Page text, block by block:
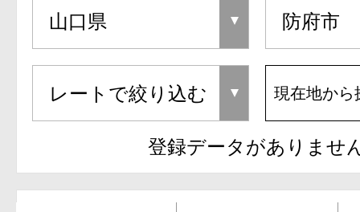
現在地から
登録データがありませ